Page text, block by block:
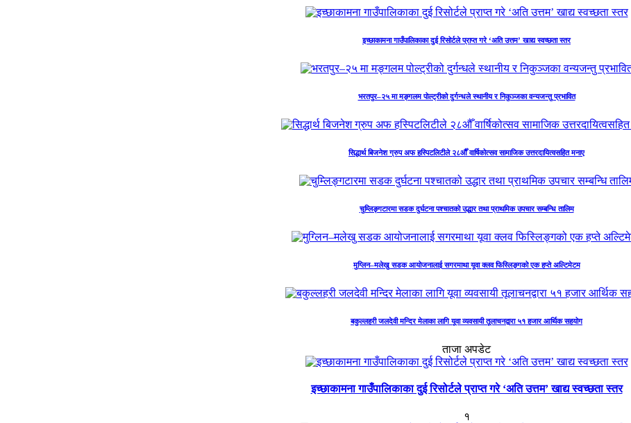
इच्छाकामना गाउँपालिकाका दुई रिसोर्टले प्राप्त गरे ‘अति उत्तम’ खाद्य स्वच्छता स्तर
भरतपुर–२५ मा मङ्गलम पोल्ट्रीको दुर्गन्धले स्थानीय र निकुञ्जका वन्यजन्तु प्रभावित
सिद्धार्थ बिजनेश ग्रुप अफ हस्पिटलिटीले २८औँ वार्षिकोत्सव सामाजिक उत्तरदायित्वसहित मनाए
चुम्लिङ्गटारमा सडक दुर्घटना पश्चातको उद्धार तथा प्राथमिक उपचार सम्बन्धि तालिम
मुग्लिन–मलेखु सडक आयोजनालाई सगरमाथा यूवा क्लव फिस्लिङ्गको एक हप्ते अल्टिमेटम
बकुल्लहरी जलदेवी मन्दिर मेलाका लागि यूवा व्यवसायी तूलाचनद्वारा ५१ हजार आर्थिक सहयोग
ताजा अपडेट
इच्छाकामना गाउँपालिकाका दुई रिसोर्टले प्राप्त गरे ‘अति उत्तम’ खाद्य स्वच्छता स्तर
१